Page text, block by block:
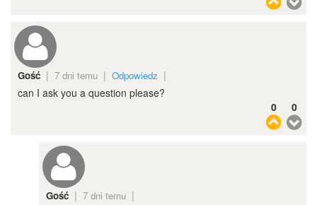
Gość | 7 dni temu | Odpowiedz |
can I ask you a question please?
0
0
Gość | 7 dni temu |